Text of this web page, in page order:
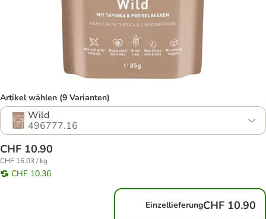
Artikel wählen (9 Varianten)
Wild
496777.16
CHF 10.90
CHF 16.03 / kg
CHF 10.36
EinzellieferungCHF 10.90